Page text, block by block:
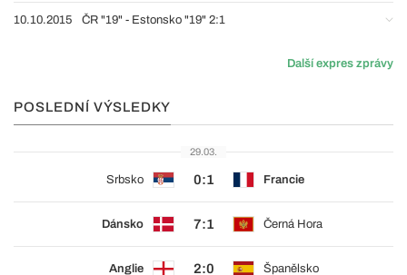
10.10.2015 ČR "19" - Estonsko "19" 2:1
Další expres zprávy
POSLEDNÍ VÝSLEDKY
29.03.
Srbsko 0:1 Francie
Dánsko 7:1 Černá Hora
Anglie 2:0 Španělsko